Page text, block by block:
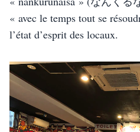
« avec le temps tout se
l’état d’esprit des locaux.